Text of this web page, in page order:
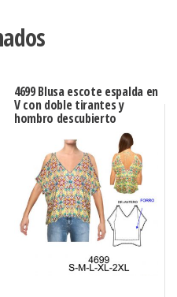
4699 Blusa escote espalda en
V con doble tirantes y
hombro descubierto